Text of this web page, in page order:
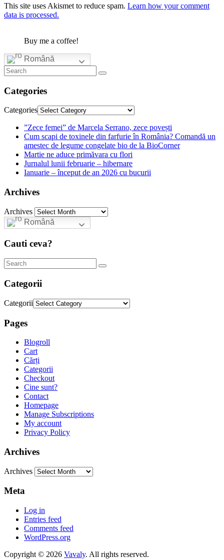
This site uses Akismet to reduce spam. Learn how your comment
data is processed.
Buy me a coffee!
Română
Categories
Categories
”Zece femei” de Marcela Serrano, zece povești
Cum scapi de toxinele din farfurie în România? Comandă un
amestec de legume congelate bio de la BioCorner
Martie ne aduce primăvara cu flori
Jurnalul lunii februarie – hibernare
Ianuarie – început de an 2026 cu bucurii
Archives
Archives
Română
Cauti ceva?
Categorii
Categorii
Pages
Blogroll
Cart
Cărți
Categorii
Checkout
Cine sunt?
Contact
Homepage
Manage Subscriptions
My account
Privacy Policy
Archives
Archives
Meta
Log in
Entries feed
Comments feed
WordPress.org
Copyright © 2026 Vavaly. All rights reserved.